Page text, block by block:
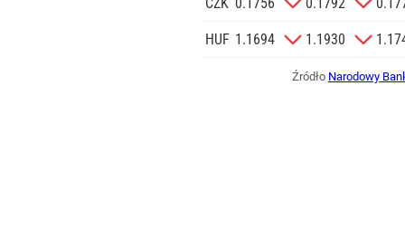
HUF 1.1694 1.1930
Źródło Narodowy